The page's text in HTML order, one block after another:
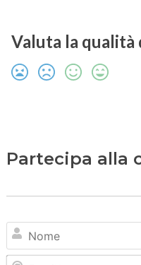
Valuta la
Partecipa alla